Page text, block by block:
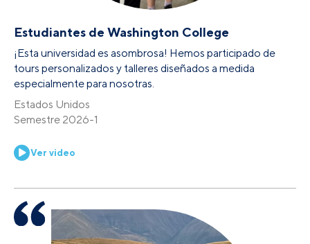
Estudiantes de Washington College
¡Esta universidad es asombrosa! Hemos participado de
tours personalizados y talleres diseñados a medida
especialmente para nosotras.
Estados Unidos
Semestre 2026-1
Ver video